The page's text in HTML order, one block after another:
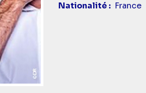
Nationalité
France